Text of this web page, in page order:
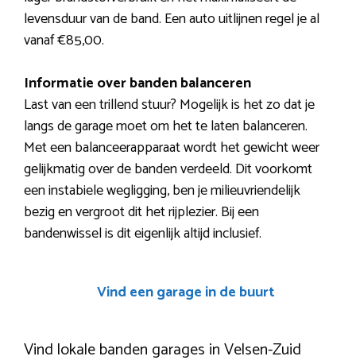
levensduur van de band. Een auto uitlijnen regel je al
vanaf €85,00.
Informatie over banden balanceren
Last van een trillend stuur? Mogelijk is het zo dat je
langs de garage moet om het te laten balanceren.
Met een balanceerapparaat wordt het gewicht weer
gelijkmatig over de banden verdeeld. Dit voorkomt
een instabiele wegligging, ben je milieuvriendelijk
bezig en vergroot dit het rijplezier. Bij een
bandenwissel is dit eigenlijk altijd inclusief.
Vind een garage in de buurt
Vind lokale banden garages in Velsen-Zuid